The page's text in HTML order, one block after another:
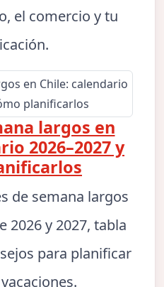
el comercio y tu
largos en
2026–2027 y
de semana largos
2026 y 2027, tabla
para planificar